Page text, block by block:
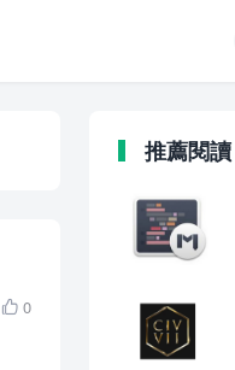
 0
推薦閱讀